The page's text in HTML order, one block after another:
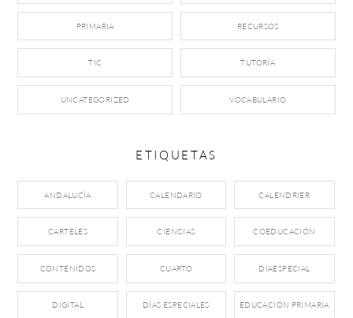
PRIMARIA RECURSOS
TIC TUTORÍA
UNCATEGORIZED VOCABULARIO
ETIQUETAS
ANDALUCÍA CALENDARIO CALENDRIER
CARTELES CIENCIAS COEDUCACIÓN
CONTENIDOS CUARTO DIAESPECIAL
DIGITAL DÍAS ESPECIALES EDUCACION PRIMARIA